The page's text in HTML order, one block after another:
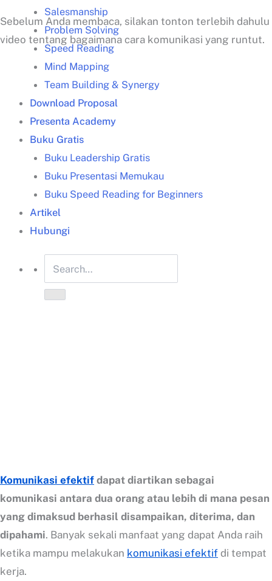
Salesmanship
Problem Solving
Speed Reading
Mind Mapping
Team Building & Synergy
Download Proposal
Presenta Academy
Buku Gratis
Buku Leadership Gratis
Buku Presentasi Memukau
Buku Speed Reading for Beginners
Artikel
Hubungi
Sebelum Anda membaca, silakan tonton terlebih dahulu
video tentang bagaimana cara komunikasi yang runtut.
Komunikasi efektif dapat diartikan sebagai
komunikasi antara dua orang atau lebih di mana pesan
yang dimaksud berhasil disampaikan, diterima, dan
dipahami. Banyak sekali manfaat yang dapat Anda raih
ketika mampu melakukan komunikasi efektif di tempat
kerja.